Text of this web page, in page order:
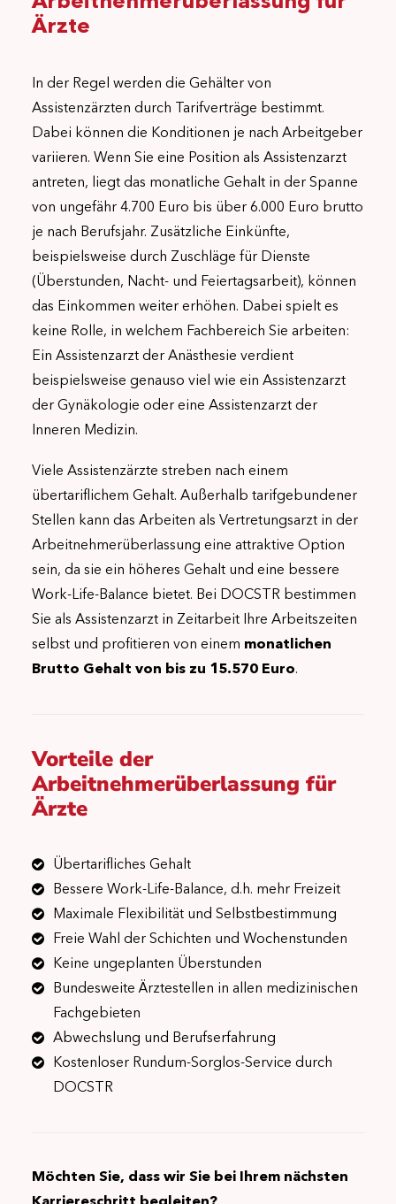
Ärzte
In der Regel werden die Gehälter von
Assistenzärzten durch Tarifverträge bestimmt.
Dabei können die Konditionen je nach Arbeitgeber
variieren. Wenn Sie eine Position als Assistenzarzt
antreten, liegt das monatliche Gehalt in der Spanne
von ungefähr 4.700 Euro bis über 6.000 Euro brutto
je nach Berufsjahr. Zusätzliche Einkünfte,
beispielsweise durch Zuschläge für Dienste
(Überstunden, Nacht- und Feiertagsarbeit), können
das Einkommen weiter erhöhen. Dabei spielt es
keine Rolle, in welchem Fachbereich Sie arbeiten:
Ein Assistenzarzt der Anästhesie verdient
beispielsweise genauso viel wie ein Assistenzarzt
der Gynäkologie oder eine Assistenzarzt der
Inneren Medizin.
Viele Assistenzärzte streben nach einem
übertariflichem Gehalt. Außerhalb tarifgebundener
Stellen kann das Arbeiten als Vertretungsarzt in der
Arbeitnehmerüberlassung eine attraktive Option
sein, da sie ein höheres Gehalt und eine bessere
Work-Life-Balance bietet. Bei DOCSTR bestimmen
Sie als Assistenzarzt in Zeitarbeit Ihre Arbeitszeiten
selbst und profitieren von einem monatlichen
Brutto Gehalt von bis zu 15.570 Euro.
Vorteile der
Arbeitnehmerüberlassung für
Ärzte
Übertarifliches Gehalt
Bessere Work-Life-Balance, d.h. mehr Freizeit
Maximale Flexibilität und Selbstbestimmung
Freie Wahl der Schichten und Wochenstunden
Keine ungeplanten Überstunden
Bundesweite Ärztestellen in allen medizinischen
Fachgebieten
Abwechslung und Berufserfahrung
Kostenloser Rundum-Sorglos-Service durch
DOCSTR
Möchten Sie, dass wir Sie bei Ihrem nächsten